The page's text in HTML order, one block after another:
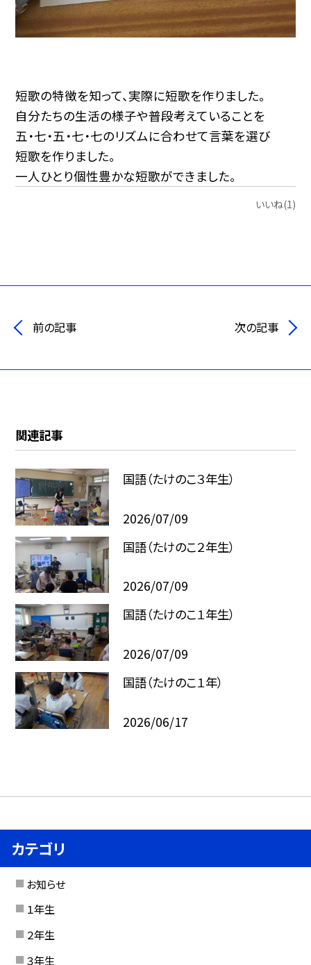
短歌の特徴を知って、実際に短歌を作りました。
自分たちの生活の様子や普段考えていることを
五・七・五・七・七のリズムに合わせて言葉を選び
短歌を作りました。
一人ひとり個性豊かな短歌ができました。
いいね(1)
前の記事 次の記事
関連記事
国語（たけのこ３年生）
2026/07/09
国語（たけのこ２年生）
2026/07/09
国語（たけのこ１年生）
2026/07/09
国語（たけのこ１年）
2026/06/17
カテゴリ
お知らせ
１年生
２年生
３年生